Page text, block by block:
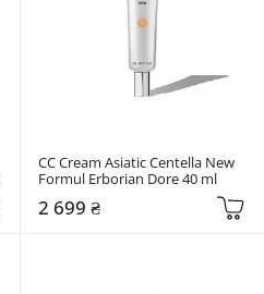
CC Cream Asiatic Centella New
Formul Erborian Dore 40 ml
2 699 ₴